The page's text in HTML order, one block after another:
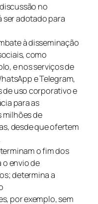
no
ser adotado para
à disseminação
como
e nos serviços de
e Telegram,
de uso corporativo e
para as
milhões de
desde que ofertem
o fim dos
o envio de
determina a
por exemplo, sem